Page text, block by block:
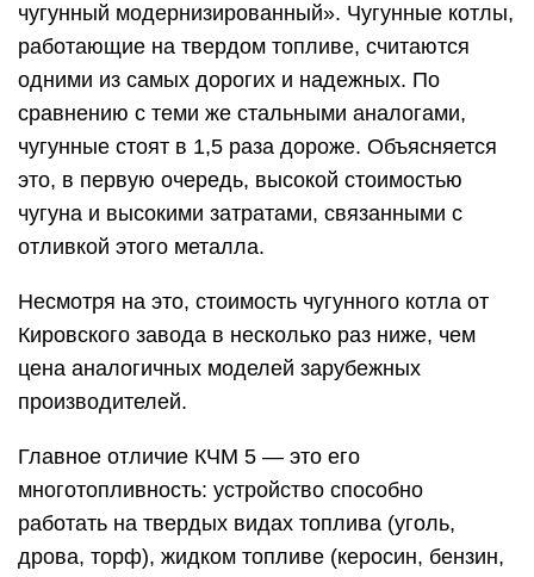
чугунный модернизированный». Чугунные котлы,
работающие на твердом топливе, считаются
одними из самых дорогих и надежных. По
сравнению с теми же стальными аналогами,
чугунные стоят в 1,5 раза дороже. Объясняется
это, в первую очередь, высокой стоимостью
чугуна и высокими затратами, связанными с
отливкой этого металла.
Несмотря на это, стоимость чугунного котла от
Кировского завода в несколько раз ниже, чем
цена аналогичных моделей зарубежных
производителей.
Главное отличие КЧМ 5 — это его
многотопливность: устройство способно
работать на твердых видах топлива (уголь,
дрова, торф), жидком топливе (керосин, бензин,